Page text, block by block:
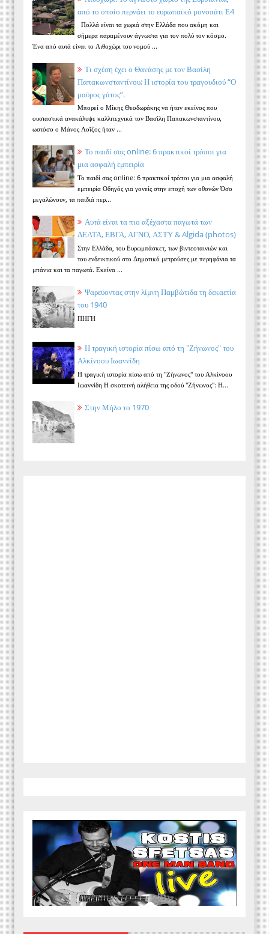
από το οποίο περνάει το ευρωπαϊκό μονοπάτι Ε4
Πολλά είναι τα χωριά στην Ελλάδα που ακόμη και
σήμερα παραμένουν άγνωστα για τον πολύ τον κόσμο.
Ένα από αυτά είναι το Λιθοχώρι του νομού ...
Τι σχέση έχει ο Θανάσης με τον Βασίλη
Παπακωνσταντίνου; Η ιστορία του τραγουδιού “Ο
μαύρος γάτος”.
Μπορεί ο Μίκης Θεοδωράκης να ήταν εκείνος που
ουσιαστικά ανακάλυψε καλλιτεχνικά τον Βασίλη Παπακωνσταντίνου,
ωστόσο ο Μάνος Λοΐζος ήταν ...
Το παιδί σας online: 6 πρακτικοί τρόποι για
μια ασφαλή εμπειρία
Το παιδί σας online: 6 πρακτικοί τρόποι για μια ασφαλή
εμπειρία Οδηγός για γονείς στην εποχή των οθονών Όσο
μεγαλώνουν, τα παιδιά περ...
Αυτά είναι τα πιο αξέχαστα παγωτά των
ΔΕΛΤΑ, ΕΒΓΑ, ΑΓΝΟ, ΑΣΤΥ & Algida (photos)
Στην Ελλάδα, του Ευρωμπάσκετ, των βιντεοταινιών και
του ενδεικτικού στο Δημοτικό μετρούσες με περηφάνια τα
μπάνια και τα παγωτά. Εκείνα ...
Ψαρεύοντας στην λίμνη Παμβώτιδα τη δεκαετία
του 1940
ΠΗΓΗ
Η τραγική ιστορία πίσω από τη "Ζήνωνος" του
Αλκίνοου Ιωαννίδη
Η τραγική ιστορία πίσω από τη "Ζήνωνος" του Αλκίνοου
Ιωαννίδη Η σκοτεινή αλήθεια της οδού "Ζήνωνος": Η...
Στην Μήλο το 1970